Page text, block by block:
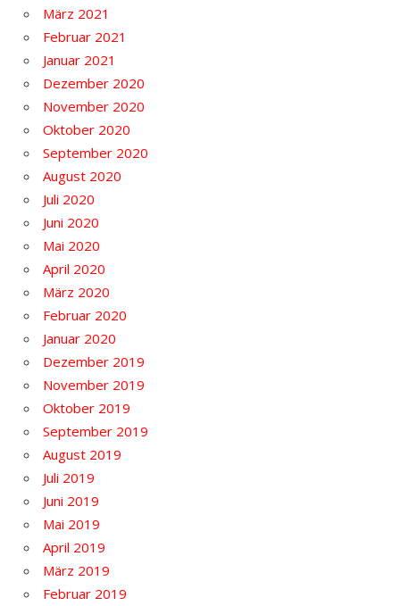
März 2021
Februar 2021
Januar 2021
Dezember 2020
November 2020
Oktober 2020
September 2020
August 2020
Juli 2020
Juni 2020
Mai 2020
April 2020
März 2020
Februar 2020
Januar 2020
Dezember 2019
November 2019
Oktober 2019
September 2019
August 2019
Juli 2019
Juni 2019
Mai 2019
April 2019
März 2019
Februar 2019